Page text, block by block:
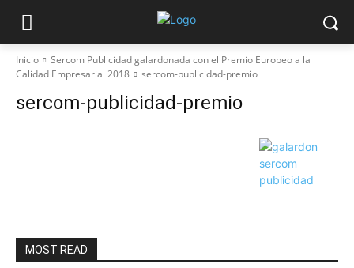
Inicio
Sercom Publicidad galardonada con el Premio Europeo a la
Calidad Empresarial 2018
sercom-publicidad-premio
sercom-publicidad-premio
MOST READ